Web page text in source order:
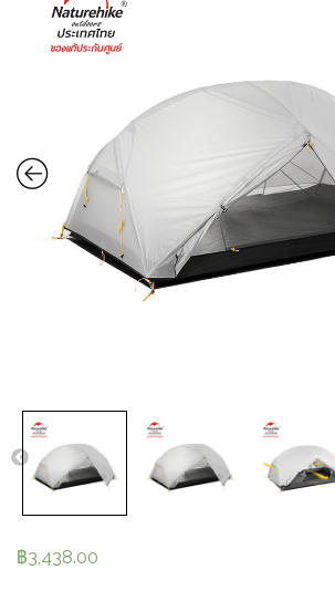
฿3,438.00